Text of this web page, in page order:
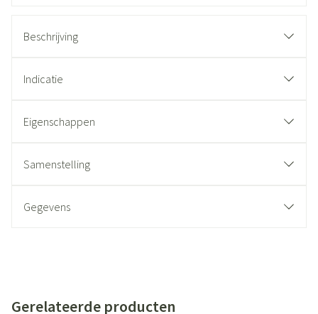
Beschrijving
Indicatie
Eigenschappen
Samenstelling
Gegevens
Gerelateerde producten